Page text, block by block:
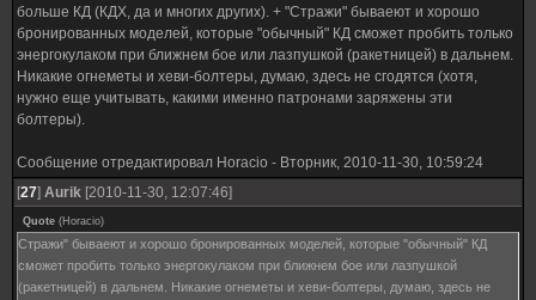
больше КД (КДХ, да и многих других). + "Стражи" бываеют и хорошо
бронированных моделей, которые "обычный" КД сможет пробить только
энергокулаком при ближнем бое или лазпушкой (ракетницей) в дальнем.
Никакие огнеметы и хеви-болтеры, думаю, здесь не сгодятся (хотя,
нужно еще учитывать, какими именно патронами заряжены эти
болтеры).
Сообщение отредактировал Horacio - Вторник, 2010-11-30, 10:59:24
[27] Aurik [2010-11-30, 12:07:46]
Quote (Horacio)
Стражи" бываеют и хорошо бронированных моделей, которые "обычный" КД
сможет пробить только энергокулаком при ближнем бое или лазпушкой
(ракетницей) в дальнем. Никакие огнеметы и хеви-болтеры, думаю, здесь не